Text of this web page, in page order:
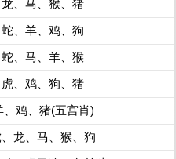
、马、猴、猪
、羊、鸡、狗
、马、羊、猴
、鸡、狗、猪
、鸡、猪(五宫肖)
龙、马、猴、狗